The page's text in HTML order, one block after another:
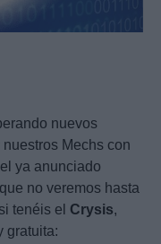
nuevos
nuestros Mechs con
ya anunciado
no veremos hasta
tenéis el Crysis,
gratuita: